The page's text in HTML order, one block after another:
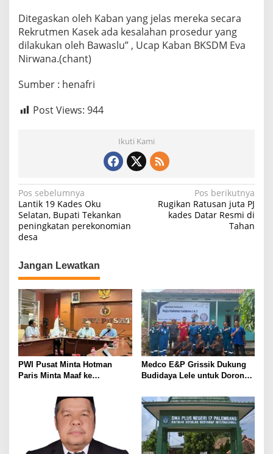
Ditegaskan oleh Kaban yang jelas mereka secara
Rekrutmen Kasek ada kesalahan prosedur yang
dilakukan oleh Bawaslu” , Ucap Kaban BKSDM Eva
Nirwana.(chant)
Sumber : henafri
Post Views: 944
Ikuti Kami
N
a
v
g
a
s
i
p
o
s
Pos sebelumnya
Lantik 19 Kades Oku
Selatan, Bupati Tekankan
peningkatan perekonomian
desa
Pos berikutnya
Rugikan Ratusan juta PJ
kades Datar Resmi di
Tahan
Jangan Lewatkan
PWI Pusat Minta Hotman
Paris Minta Maaf ke
Pers Harus Dihormati
Medco E&P Grissik Dukung
Budidaya Lele untuk Dorong
Masyarakat